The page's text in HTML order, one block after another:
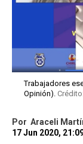
Trabajadores
Opinión).
Por Araceli
17 Jun 2020,